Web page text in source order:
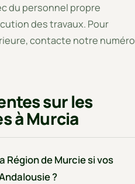
du personnel propre
des travaux. Pour
contacte notre numéro
sur les
à Murcia
Région de Murcie si vos
?